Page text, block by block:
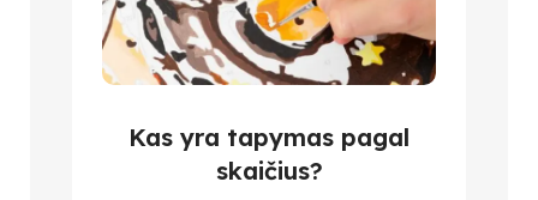
Kas yra tapymas pagal
skaičius?